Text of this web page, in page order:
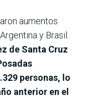
aumentos
y Brasil.
de Santa Cruz
personas, lo
anterior en el